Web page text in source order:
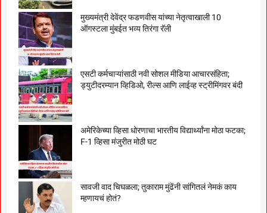
मुख्यमंत्री देवेंद्र फडणवीस यांच्या नेतृत्वाखाली 10
ऑगस्टला मुंबईत भव्य तिरंगा रॅली
एसटी कर्मचाऱ्यांसाठी नवी सोशल मीडिया आचारसंहिता;
ड्युटीदरम्यान व्हिडिओ, रील्स आणि लाईव्ह स्ट्रीमिंगवर बंदी
अमेरिकेच्या व्हिसा धोरणाचा भारतीय विद्यार्थ्यांना मोठा फटका;
F-1 व्हिसा मंजुरीत मोठी घट
सावजी वाद चिघळला; तुकाराम मुंढेंनी सांगितलं नेमकं काय
म्हणायचं होतं?